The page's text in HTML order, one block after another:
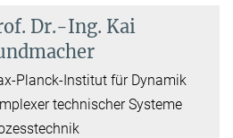
Dr.-Ing. Kai
Planck-Institut für Dynamik
technischer Systeme